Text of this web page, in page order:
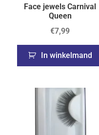
Face jewels Carnival
Queen
€7,99
In winkelmand